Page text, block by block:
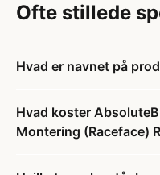
Ofte stillede
Hvad er navnet på
Hvad koster
Montering (Raceface)